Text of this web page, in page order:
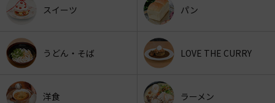
スイーツ パン
うどん・そば LOVE THE CURRY
洋食 ラーメン